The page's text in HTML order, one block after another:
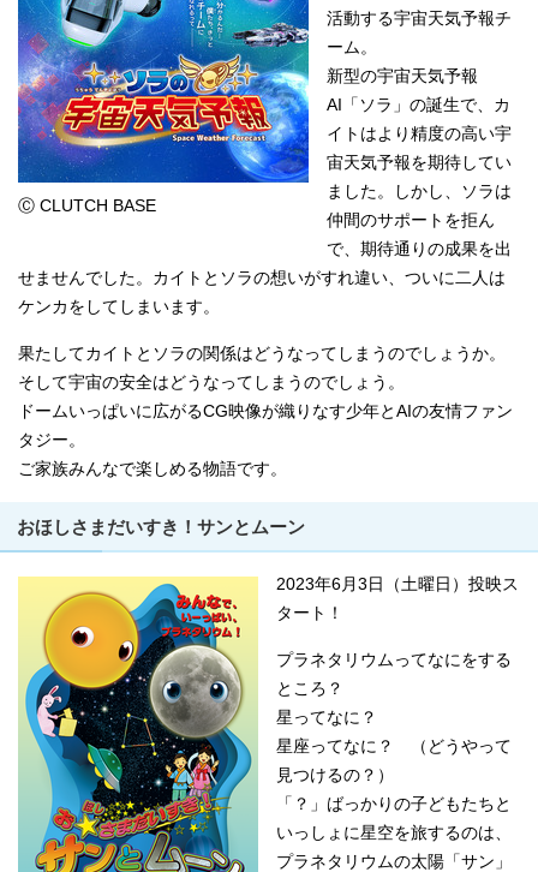
Ⓒ CLUTCH BASE
活動する宇宙天気予報チ
ーム。
新型の宇宙天気予報
AI「ソラ」の誕生で、カ
イトはより精度の高い宇
宙天気予報を期待してい
ました。しかし、ソラは
仲間のサポートを拒ん
で、期待通りの成果を出
せませんでした。カイトとソラの想いがすれ違い、ついに二人は
ケンカをしてしまいます。
果たしてカイトとソラの関係はどうなってしまうのでしょうか。
そして宇宙の安全はどうなってしまうのでしょう。
ドームいっぱいに広がるCG映像が織りなす少年とAIの友情ファン
タジー。
ご家族みんなで楽しめる物語です。
おほしさまだいすき！サンとムーン
2023年6月3日（土曜日）投映ス
タート！
プラネタリウムってなにをする
ところ？
星ってなに？
星座ってなに？ （どうやって
見つけるの？）
「？」ばっかりの子どもたちと
いっしょに星空を旅するのは、
プラネタリウムの太陽「サン」